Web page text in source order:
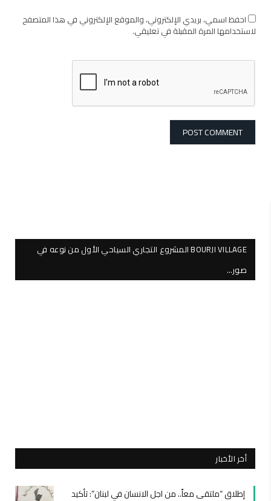
احفظ اسمي، بريدي الإلكتروني، والموقع الإلكتروني في هذا المتصفح
لاستخدامها المرة المقبلة في تعليقي.
BOURJI VILLAGE المشروع التجاري السياحي الأول من نوعه في
صور…
أخر الأخبار
إطلاق “ملتقى معاً.. من اجل الانسان في لبنان”: تأكيد